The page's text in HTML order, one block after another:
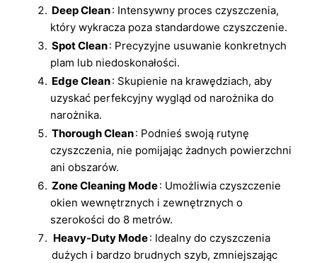
Deep Clean: Intensywny proces czyszczenia,
który wykracza poza standardowe czyszczenie.
Spot Clean: Precyzyjne usuwanie konkretnych
plam lub niedoskonałości.
Edge Clean: Skupienie na krawędziach, aby
uzyskać perfekcyjny wygląd od narożnika do
narożnika.
Thorough Clean: Podnieś swoją rutynę
czyszczenia, nie pomijając żadnych powierzchni
ani obszarów.
Zone Cleaning Mode: Umożliwia czyszczenie
okien wewnętrznych i zewnętrznych o
szerokości do 8 metrów.
Heavy-Duty Mode: Idealny do czyszczenia
dużych i bardzo brudnych szyb, zmniejszając